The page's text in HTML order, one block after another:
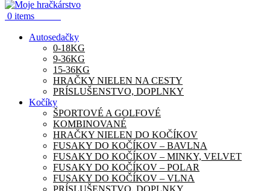
0 items
Autosedačky
0-18KG
9-36KG
15-36KG
HRAČKY NIELEN NA CESTY
PRÍSLUŠENSTVO, DOPLNKY
Kočíky
ŠPORTOVÉ A GOLFOVÉ
KOMBINOVANÉ
HRAČKY NIELEN DO KOČÍKOV
FUSAKY DO KOČÍKOV – BAVLNA
FUSAKY DO KOČÍKOV – MINKY, VELVET
FUSAKY DO KOČÍKOV – POLAR
FUSAKY DO KOČÍKOV – VLNA
PRÍSLUŠENSTVO, DOPLNKY